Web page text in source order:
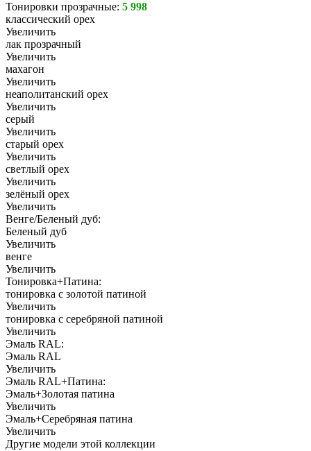
Тонировки прозрачные: 5 998
классический орех
Увеличить
лак прозрачный
Увеличить
махагон
Увеличить
неаполитанский орех
Увеличить
серый
Увеличить
старый орех
Увеличить
светлый орех
Увеличить
зелёный орех
Увеличить
Венге/Беленый дуб:
Беленый дуб
Увеличить
венге
Увеличить
Тонировка+Патина:
тонировка с золотой патиной
Увеличить
тонировка с серебряной патиной
Увеличить
Эмаль RAL:
Эмаль RAL
Увеличить
Эмаль RAL+Патина:
Эмаль+Золотая патина
Увеличить
Эмаль+Серебряная патина
Увеличить
Другие модели этой коллекции